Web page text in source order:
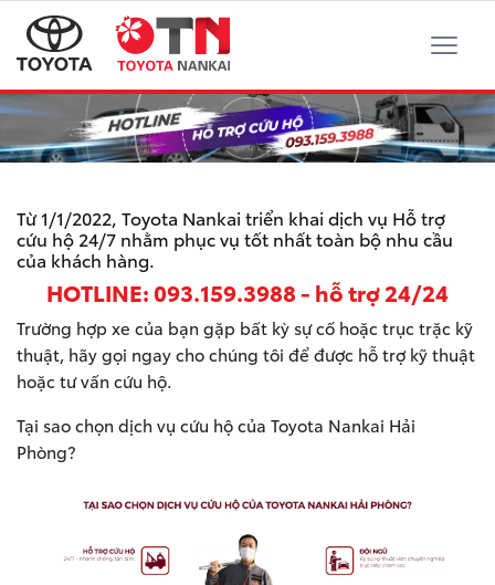
Từ 1/1/2022, Toyota Nankai triển khai dịch vụ Hỗ trợ
cứu hộ 24/7 nhằm phục vụ tốt nhất toàn bộ nhu cầu
của khách hàng.
HOTLINE: 093.159.3988 - hỗ trợ 24/24
Trường hợp xe của bạn gặp bất kỳ sự cố hoặc trục trặc kỹ
thuật, hãy gọi ngay cho chúng tôi để được hỗ trợ kỹ thuật
hoặc tư vấn cứu hộ.
Tại sao chọn dịch vụ cứu hộ của Toyota Nankai Hải
Phòng?